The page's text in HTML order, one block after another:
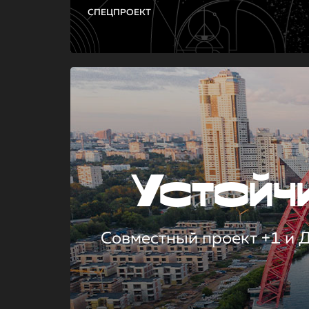
СПЕЦПРОЕКТ
Совместный проект +1 и